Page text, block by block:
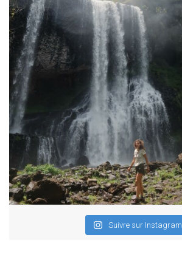
Suivre sur Instagram